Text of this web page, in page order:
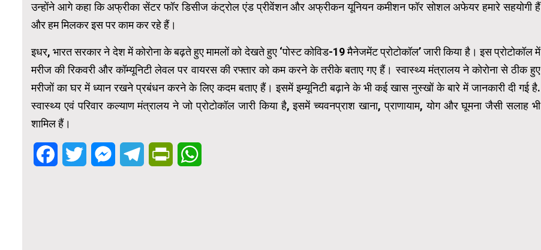
उन्होंने आगे कहा कि अफ्रीका सेंटर फॉर डिसीज कंट्रोल एंड प्रीवेंशन और अफ्रीकन यूनियन कमीशन फॉर सोशल अफेयर हमारे सहयोगी हैं
और हम मिलकर इस पर काम कर रहे हैं।
इधर, भारत सरकार ने देश में कोरोना के बढ़ते हुए मामलों को देखते हुए ‘पोस्ट कोविड-19 मैनेजमेंट प्रोटोकॉल’ जारी किया है। इस प्रोटोकॉल में
मरीज की रिकवरी और कॉम्यूनिटी लेवल पर वायरस की रफ्तार को कम करने के तरीके बताए गए हैं। स्वास्थ्य मंत्रालय ने कोरोना से ठीक हुए
मरीजों का घर में ध्यान रखने प्रबंधन करने के लिए कदम बताए हैं। इसमें इम्यूनिटी बढ़ाने के भी कई खास नुस्खों के बारे में जानकारी दी गई है.
स्वास्थ्य एवं परिवार कल्याण मंत्रालय ने जो प्रोटोकॉल जारी किया है, इसमें च्यवनप्राश खाना, प्राणायाम, योग और घूमना जैसी सलाह भी
शामिल हैं।
FacebookTwitter MessengerTelegramPrintFriendly